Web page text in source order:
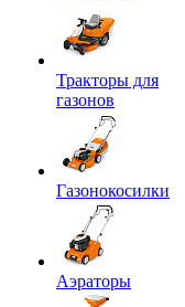
Тракторы для
газонов
Газонокосилки
Аэраторы